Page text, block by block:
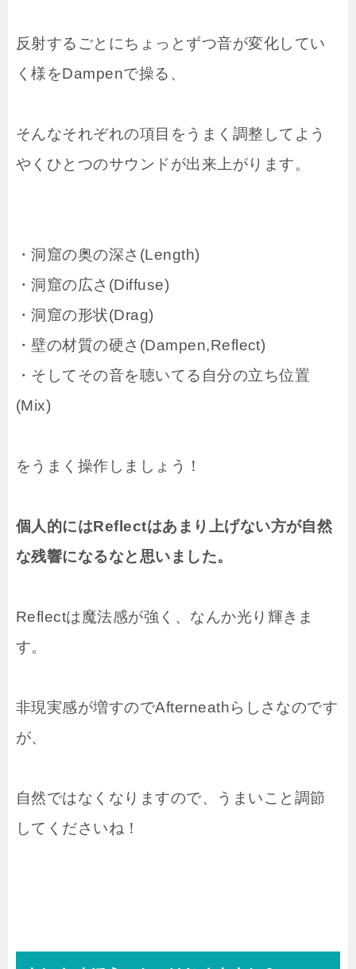
反射するごとにちょっとずつ音が変化してい
く様をDampenで操る、
そんなそれぞれの項目をうまく調整してよう
やくひとつのサウンドが出来上がります。
・洞窟の奥の深さ(Length)
・洞窟の広さ(Diffuse)
・洞窟の形状(Drag)
・壁の材質の硬さ(Dampen,Reflect)
・そしてその音を聴いてる自分の立ち位置
(Mix)
をうまく操作しましょう！
個人的にはReflectはあまり上げない方が自然
な残響になるなと思いました。
Reflectは魔法感が強く、なんか光り輝きま
す。
非現実感が増すのでAfterneathらしさなのです
が、
自然ではなくなりますので、うまいこと調節
してくださいね！